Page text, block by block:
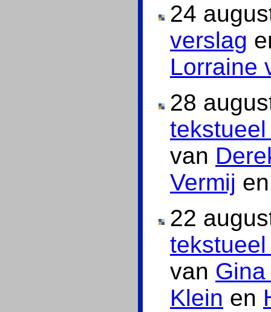
24
verslag
Lorraine
28
van
Vermij
22
van
Klein en